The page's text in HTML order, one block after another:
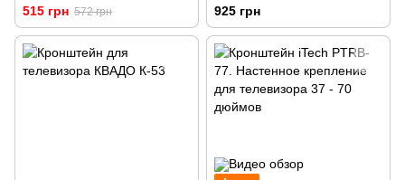
515 грн 572 грн 925 грн